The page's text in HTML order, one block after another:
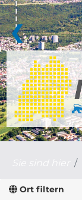
❮
Ort filtern